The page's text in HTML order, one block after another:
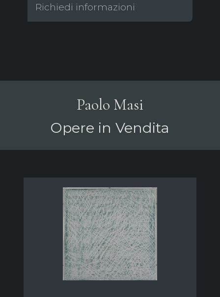
Richiedi informazioni
Paolo Masi
Opere in Vendita